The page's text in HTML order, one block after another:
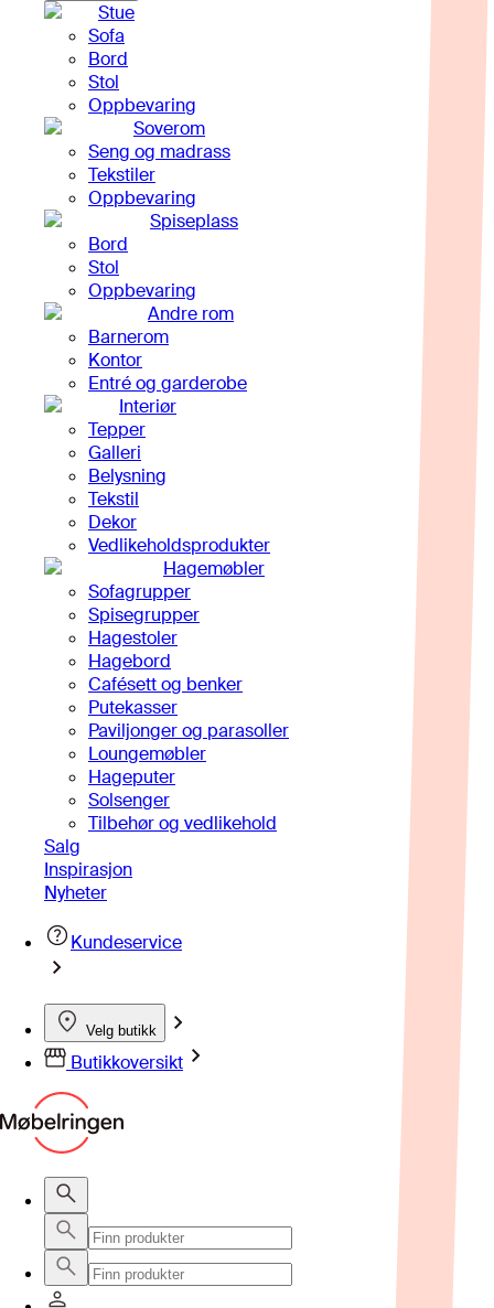
Stue
Sofa
Bord
Stol
Oppbevaring
Soverom
Seng og madrass
Tekstiler
Oppbevaring
Spiseplass
Bord
Stol
Oppbevaring
Andre rom
Barnerom
Kontor
Entré og garderobe
Interiør
Tepper
Galleri
Belysning
Tekstil
Dekor
Vedlikeholdsprodukter
Hagemøbler
Sofagrupper
Spisegrupper
Hagestoler
Hagebord
Cafésett og benker
Putekasser
Paviljonger og parasoller
Loungemøbler
Hageputer
Solsenger
Tilbehør og vedlikehold
Salg
Inspirasjon
Nyheter
Kundeservice
Velg butikk
Butikkoversikt